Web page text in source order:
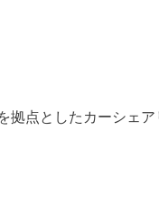
拠点としたカーシェ